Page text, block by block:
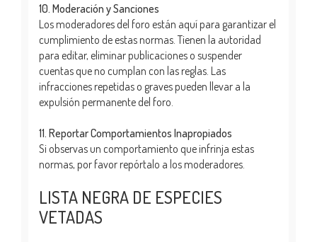
10. Moderación y Sanciones
Los moderadores del foro están aquí para garantizar el
cumplimiento de estas normas. Tienen la autoridad
para editar, eliminar publicaciones o suspender
cuentas que no cumplan con las reglas. Las
infracciones repetidas o graves pueden llevar a la
expulsión permanente del foro.
11. Reportar Comportamientos Inapropiados
Si observas un comportamiento que infrinja estas
normas, por favor repórtalo a los moderadores.
LISTA NEGRA DE ESPECIES
VETADAS